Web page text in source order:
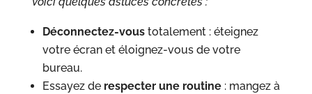
Déconnectez-voustotalement : éteignez
votre écran et éloignez-vous de votre
bureau.
Essayez de respecter une routine: mangez à